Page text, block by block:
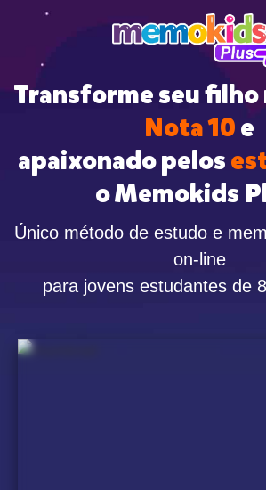
Transforme seu filho
Nota 10e
apaixonado pelos
o Memokids
Único método de estudo e
on-line
para jovens estudantes de